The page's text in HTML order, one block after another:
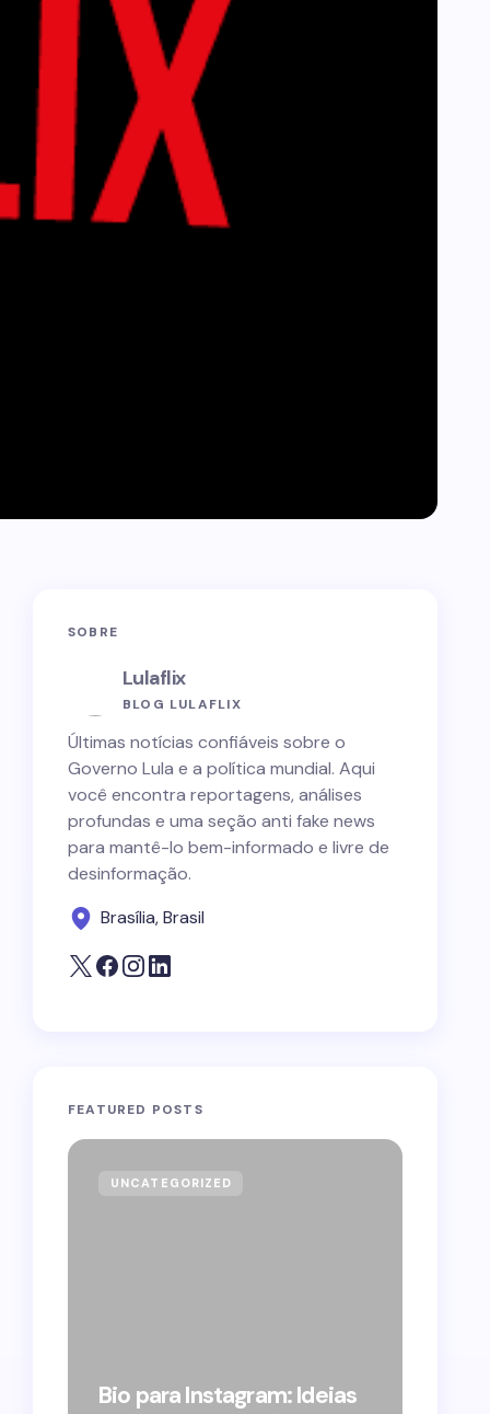
SOBRE
Lulaflix
BLOG LULAFLIX
Últimas notícias confiáveis sobre o
Governo Lula e a política mundial. Aqui
você encontra reportagens, análises
profundas e uma seção anti fake news
para mantê-lo bem-informado e livre de
desinformação.
Brasília, Brasil
FEATURED POSTS
UNCATEGORIZED
Bio para Instagram: Ideias